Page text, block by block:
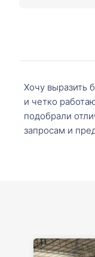
Хочу выразить
и четко
подобрали
запросам и